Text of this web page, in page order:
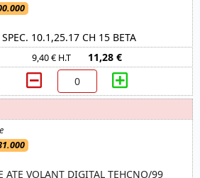
SPEC. 10.1,25.17 CH 15 BETA
9,40 € H.T 11,28 €
ATE VOLANT DIGITAL TEHCNO/99